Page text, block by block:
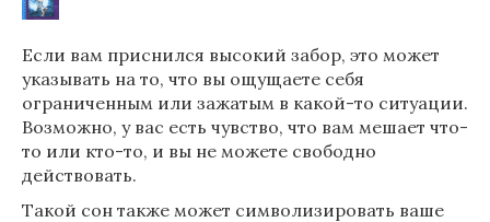
Если вам приснился высокий забор, это может
указывать на то, что вы ощущаете себя
ограниченным или зажатым в какой-то ситуации.
Возможно, у вас есть чувство, что вам мешает что-
то или кто-то, и вы не можете свободно
действовать.
Такой сон также может символизировать ваше